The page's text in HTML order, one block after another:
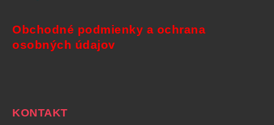
Obchodné podmienky a ochrana
osobných údajov
KONTAKT